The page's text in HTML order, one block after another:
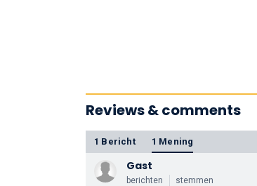
Reviews & comments
1 Bericht 1 Mening
Gast
berichten stemmen